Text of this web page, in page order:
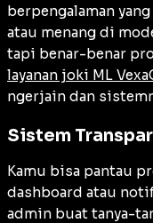
berpengalaman
atau menang di
tapi benar-benar
layanan joki ML
ngerjain dan
Sistem
Kamu bisa pantau
dashboard atau
admin buat tanya-